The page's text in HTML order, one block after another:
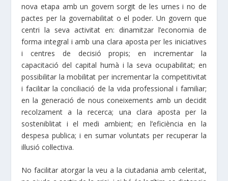
nova etapa amb un govern sorgit de les urnes i no de
pactes per la governabilitat o el poder. Un govern que
centri la seva activitat en: dinamitzar l’economia de
forma integral i amb una clara aposta per les iniciatives
i centres de decisió propis; en incrementar la
capacitació del capital humà i la seva ocupabilitat; en
possibilitar la mobilitat per incrementar la competitivitat
i facilitar la conciliació de la vida professional i familiar;
en la generació de nous coneixements amb un decidit
recolzament a la recerca; una clara aposta per la
sosteniblitat i el medi ambient; en l’eficiència en la
despesa publica; i en sumar voluntats per recuperar la
il·lusió col·lectiva.
No facilitar atorgar la veu a la ciutadania amb celeritat,